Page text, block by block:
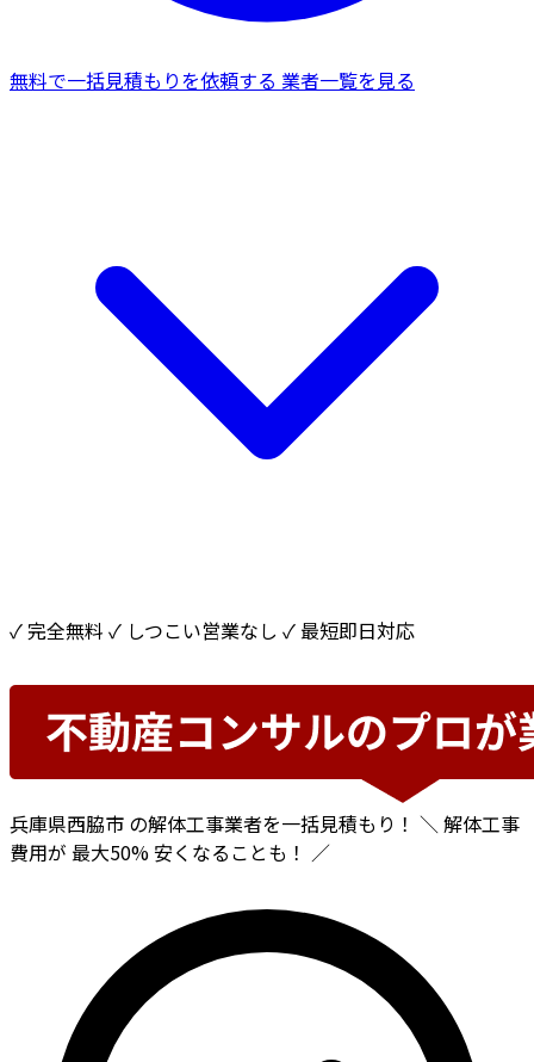
無料で一括見積もりを依頼する 業者一覧を見る
✓ 完全無料 ✓ しつこい営業なし ✓ 最短即日対応
兵庫県西脇市 の解体工事業者を一括見積もり！ ＼ 解体工事
費用が 最大50%安くなることも！ ／